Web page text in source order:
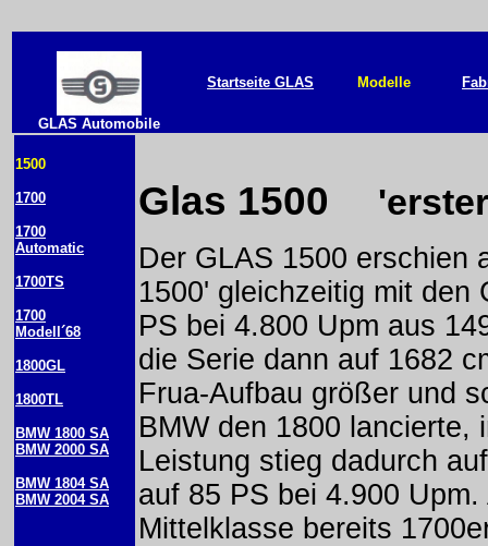
GLAS Automobile
Startseite GLAS Modelle
1500
1700
1700
Automatic
1700TS
1700
Modell´68
1800GL
1800TL
BMW 1800 SA
BMW 2000 SA
BMW 1804 SA
BMW 2004 SA
Glas 1500 'erster
Der GLAS 1500 erschien
1500' gleichzeitig mit den
PS bei 4.800 Upm aus
die Serie dann auf 1682
Frua-Aufbau größer und
BMW den 1800 lancierte,
Leistung stieg dadurch
auf 85 PS bei 4.900
Mittelklasse bereits